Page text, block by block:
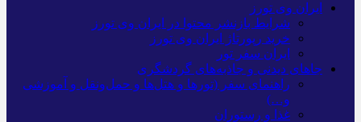
ایران وی تورز
شرایط بازنشر محتوا در ایران وی تورز
خرید رپورتاژ ایران وی تورز
ایران سفر تور
جاهای دیدنی و جاذبه‌های گردشگری
راهنمای سفر (تورها و هتل‌ها و حمل‌و‌نقل و آموزشی
و…)
غذا و رستوران